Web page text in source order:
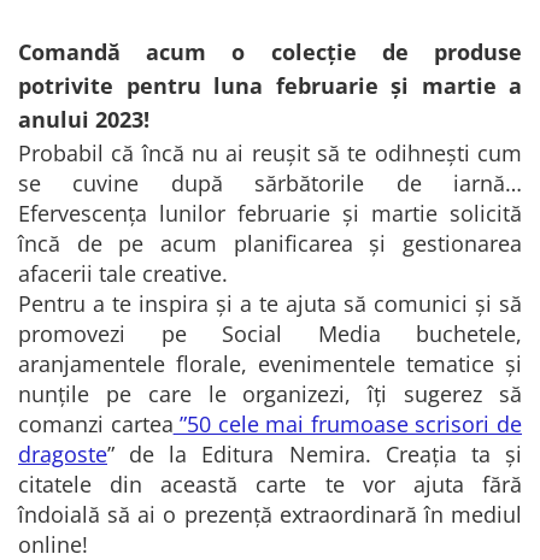
Comandă acum o colecție de produse
potrivite pentru luna februarie și martie a
anului 2023!
Probabil că încă nu ai reușit să te odihnești cum
se cuvine după sărbătorile de iarnă…
Efervescența lunilor februarie și martie solicită
încă de pe acum planificarea și gestionarea
afacerii tale creative.
Pentru a te inspira și a te ajuta să comunici și să
promovezi pe Social Media buchetele,
aranjamentele florale, evenimentele tematice și
nunțile pe care le organizezi, îți sugerez să
comanzi cartea ”50 cele mai frumoase scrisori de
dragoste” de la Editura Nemira. Creația ta și
citatele din această carte te vor ajuta fără
îndoială să ai o prezență extraordinară în mediul
online!